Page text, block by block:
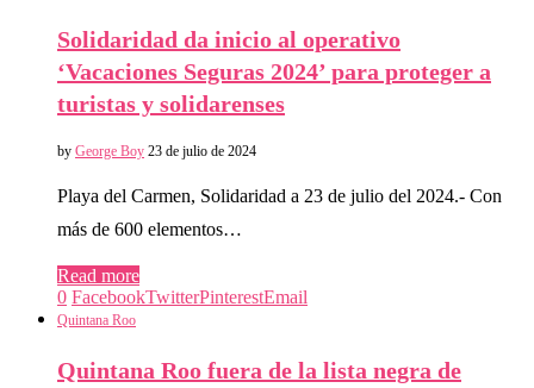
Solidaridad da inicio al operativo
‘Vacaciones Seguras 2024’ para proteger a
turistas y solidarenses
by George Boy 23 de julio de 2024
Playa del Carmen, Solidaridad a 23 de julio del 2024.- Con
más de 600 elementos…
Read more
0 FacebookTwitterPinterestEmail
Quintana Roo
Quintana Roo fuera de la lista negra de